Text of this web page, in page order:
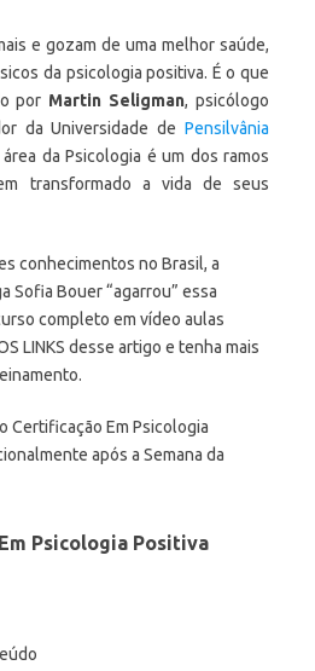
e gozam de uma melhor saúde,
da psicologia positiva. É o que
por Martin Seligman, psicólogo
da Universidade de Pensilvânia
da Psicologia é um dos ramos
transformado a vida de seus
conhecimentos no Brasil, a
Sofia Bouer “agarrou” essa
completo em vídeo aulas
LINKS desse artigo e tenha mais
Certificação Em Psicologia
após a Semana da
Psicologia Positiva